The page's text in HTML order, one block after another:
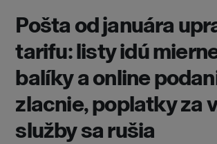
Pošta od januára
tarifu: listy idú
balíky a online
zlacnie, poplatky za
služby sa rušia